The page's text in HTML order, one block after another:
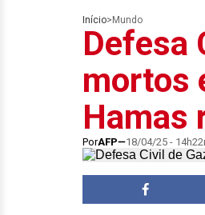
Início> Mundo
Defesa
mortos
Hamas
PorAFP 18/04/25 -